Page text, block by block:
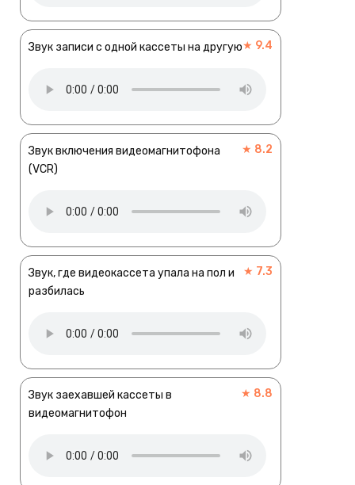
Звук записи с одной кассеты на другую★ 9.4
Звук включения видеомагнитофона
(VCR)
★ 8.2
Звук, где видеокассета упала на пол и
разбилась
★ 7.3
Звук заехавшей кассеты в
видеомагнитофон
★ 8.8